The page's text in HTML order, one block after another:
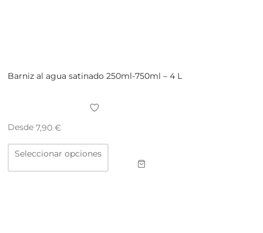
Barniz al agua satinado 250ml-750ml – 4 L
Desde 7,90 €
Seleccionar opciones
Este
múltiples